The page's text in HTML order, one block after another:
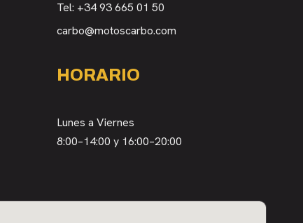
Tel: +34 93 665 01 50
carbo@motoscarbo.com
HORARIO
Lunes a Viernes
8:00–14:00 y 16:00–20:00